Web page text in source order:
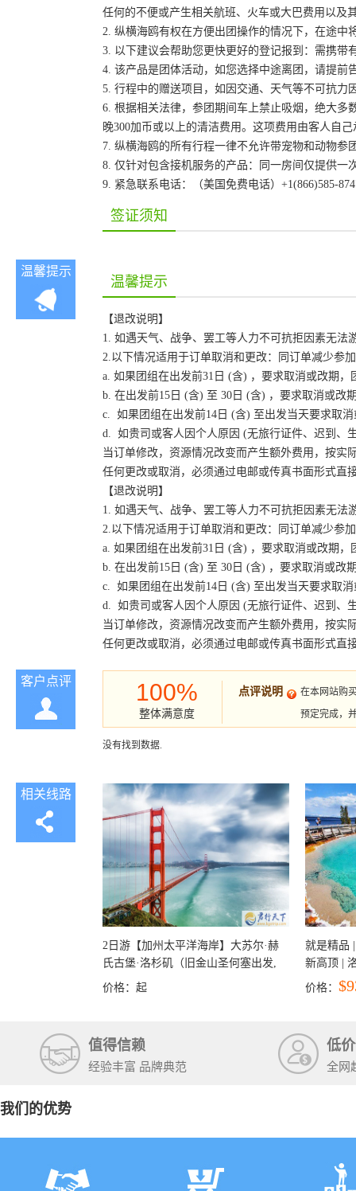
任何的不便或产生相关航班、火车或大巴费用以及
2. 纵横海鸥有权在方便出团操作的情况下，在途
3. 以下建议会帮助您更快更好的登记报到：需携
4. 该产品是团体活动，如您选择中途离团，请提
5. 行程中的赠送项目，如因交通、天气等不可抗
6. 根据相关法律，参团期间车上禁止吸烟，绝大
晚300加币或以上的清洁费用。这项费用由客人自
7. 纵横海鸥的所有行程一律不允许带宠物和动物参
8. 仅针对包含接机服务的产品：同一房间仅提供
9. 紧急联系电话：（美国免费电话）+1(866)585-
签证须知
温馨提示
温馨提示
【退改说明】
1. 如遇天气、战争、罢工等人力不可抗拒因素无
2.以下情况适用于订单取消和更改：同订单减少参
a. 如果团组在出发前31日 (含) ，要求取消或改期
b. 在出发前15日 (含) 至 30日 (含) ，要求取消或改
c. 如果团组在出发前14日 (含) 至出发当天要求取
d. 如贵司或客人因个人原因 (无旅行证件、迟到、
当订单修改，资源情况改变而产生额外费用，按实
任何更改或取消，必须通过电邮或传真书面形式直
【退改说明】
1. 如遇天气、战争、罢工等人力不可抗拒因素无
2.以下情况适用于订单取消和更改：同订单减少参
a. 如果团组在出发前31日 (含) ，要求取消或改期
b. 在出发前15日 (含) 至 30日 (含) ，要求取消或改
c. 如果团组在出发前14日 (含) 至出发当天要求取
d. 如贵司或客人因个人原因 (无旅行证件、迟到、
当订单修改，资源情况改变而产生额外费用，按实
任何更改或取消，必须通过电邮或传真书面形式直
客户点评 100%
整体满意度
点评说明
在本网站购
预定完成，
没有找到数据.
相关线路
2日游【加州太平洋海岸】大苏尔·赫
氏古堡·洛杉矶（旧金山圣何塞出发,
洛杉矶结束）
价格： 起
就是精品
新高顶 |
彩穴+马
价格：
值得信赖
经验丰富 品牌典范
低
全网
我们的优势